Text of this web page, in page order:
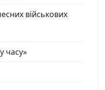
військових
часу»